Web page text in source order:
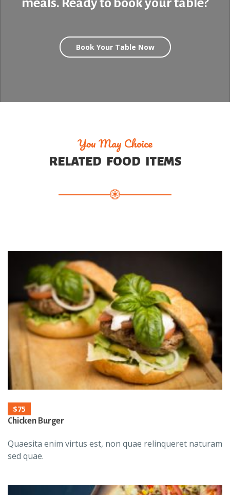
Book Your Table Now
You May Choice
RELATED FOOD ITEMS
$75
Chicken Burger
Quaesita enim virtus est, non quae relinqueret naturam
sed quae.